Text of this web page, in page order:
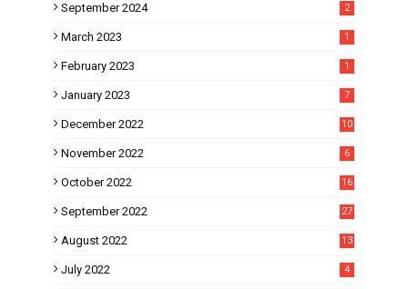
September 2024 2
March 2023 1
February 2023 1
January 2023 7
December 2022 10
November 2022 6
October 2022 16
September 2022 27
August 2022 13
July 2022 4